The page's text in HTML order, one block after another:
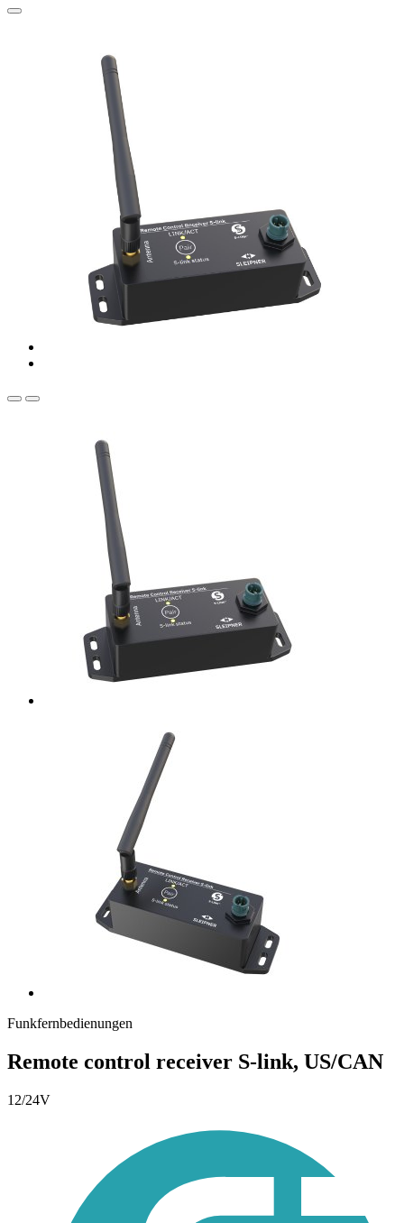
Funkfernbedienungen
Remote control receiver S-link, US/CAN
12/24V